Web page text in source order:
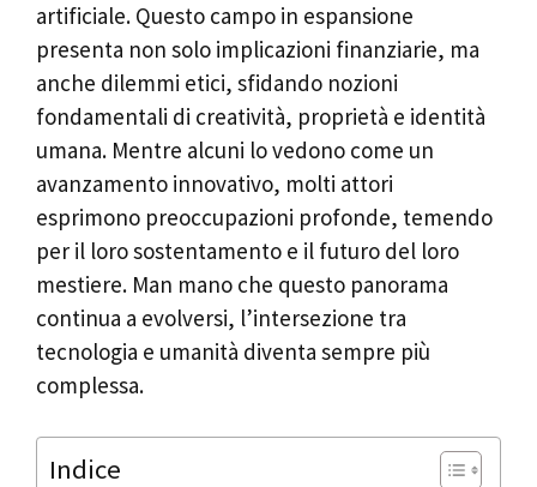
artificiale. Questo campo in espansione
presenta non solo implicazioni finanziarie, ma
anche dilemmi etici, sfidando nozioni
fondamentali di creatività, proprietà e identità
umana. Mentre alcuni lo vedono come un
avanzamento innovativo, molti attori
esprimono preoccupazioni profonde, temendo
per il loro sostentamento e il futuro del loro
mestiere. Man mano che questo panorama
continua a evolversi, l’intersezione tra
tecnologia e umanità diventa sempre più
complessa.
Indice